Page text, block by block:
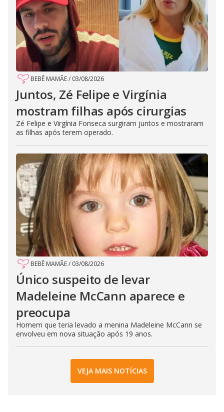
BEBÊ MAMÃE/ 03/08/2026
Juntos, Zé Felipe e Virgínia
mostram filhas após cirurgias
Zé Felipe e Virgínia Fonseca surgiram juntos e mostraram
as filhas após terem operado.
BEBÊ MAMÃE/ 03/08/2026
Único suspeito de levar
Madeleine McCann aparece e
preocupa
Homem que teria levado a menina Madeleine McCann se
envolveu em nova situação após 19 anos.
VEJA MAIS NOTÍCIAS